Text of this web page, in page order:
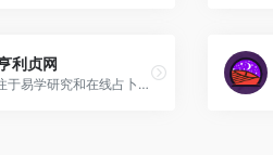
利贞网
专注于易学研究和在线占卜的综合性门户网站